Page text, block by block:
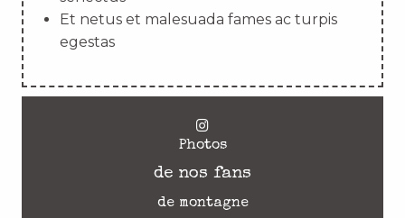
Et netus et malesuada fames ac turpis
egestas
Photos
de nos fans
de montagne